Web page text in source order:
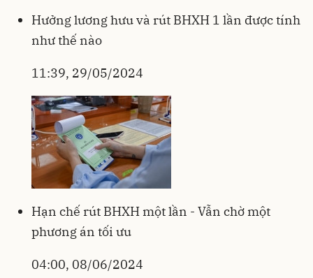
Hưởng lương hưu và rút BHXH 1 lần được tính
như thế nào
11:39, 29/05/2024
Hạn chế rút BHXH một lần - Vẫn chờ một
phương án tối ưu
04:00, 08/06/2024